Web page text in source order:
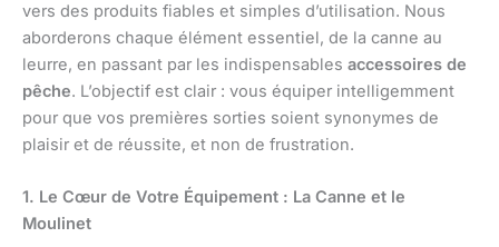
vers des produits fiables et simples d’utilisation. Nous
aborderons chaque élément essentiel, de la canne au
leurre, en passant par les indispensables accessoires de
pêche. L’objectif est clair : vous équiper intelligemment
pour que vos premières sorties soient synonymes de
plaisir et de réussite, et non de frustration.
1. Le Cœur de Votre Équipement : La Canne et le
Moulinet